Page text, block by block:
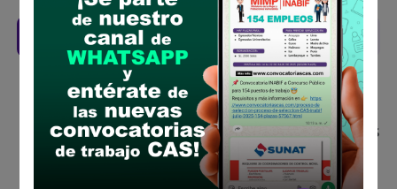
Recomendaciones para postular
Descarga y revisa a detalle las bases del
concurso público
Antes de postular, verifica si cumples con los
requisitos para el puesto
Prepara tu documentación y presentalo en